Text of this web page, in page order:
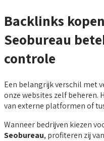
Backlinks
Seobureau
controle
Een belangrijk verschil met
onze websites zelf beheren.
van externe platformen of
Wanneer bedrijven kiezen
Seobureau, profiteren zij